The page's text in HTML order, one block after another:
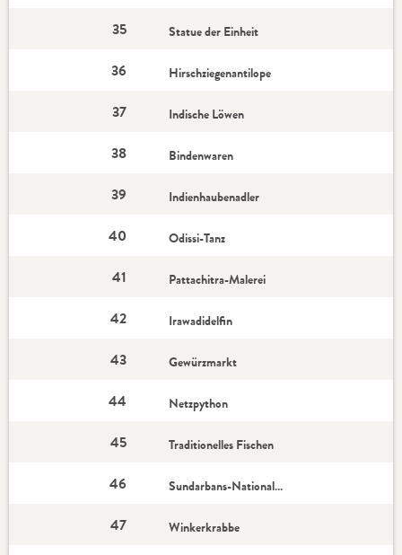
35 Statue der Einheit
36 Hirschziegenantilope
37 Indische Löwen
38 Bindenwaren
39 Indienhaubenadler
40 Odissi-Tanz
41 Pattachitra-Malerei
42 Irawadidelfin
43 Gewürzmarkt
44 Netzpython
45 Traditionelles Fischen
46 Sundarbans-Nationalpark
47 Winkerkrabbe